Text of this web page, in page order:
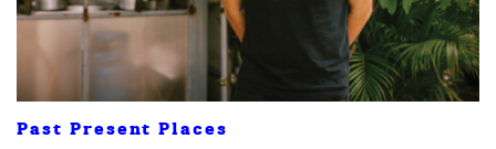
Past Present Places
SHARE TWEET LINE EMAIL